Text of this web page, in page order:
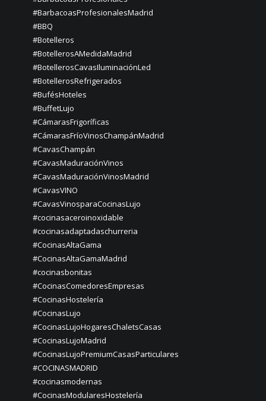
#BarbacoasProfesionalesMadrid
#BBQ
#Botelleros
#BotellerosAMedidaMadrid
#BotellerosCavasIluminaciónLed
#BotellerosRefrigerados
#BufésHoteles
#BuffetLujo
#CámarasFrigoríficas
#CámarasFríoVinosChampánMadrid
#CavasChampán
#CavasMaduraciónVinos
#CavasMaduraciónVinosMadrid
#CavasVINO
#CavasVinosparaCocinasLujo
#cocinasaceroinoxidable
#cocinasadaptadaschurreria
#CocinasAltaGama
#CocinasAltaGamaMadrid
#cocinasbonitas
#CocinasComedoresEmpresas
#CocinasHostelería
#CocinasLujo
#CocinasLujoHogaresChaletsCasas
#CocinasLujoMadrid
#CocinasLujoPremiumCasasParticulares
#COCINASMADRID
#cocinasmodernas
#CocinasModularesHostelería